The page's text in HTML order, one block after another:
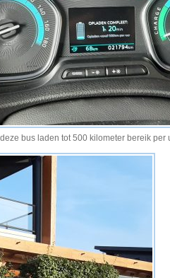
bus laden tot 500 kilometer bereik per